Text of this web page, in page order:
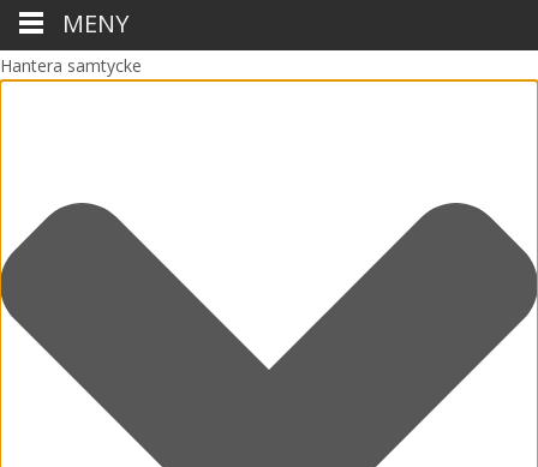
Hantera samtycke
MENY